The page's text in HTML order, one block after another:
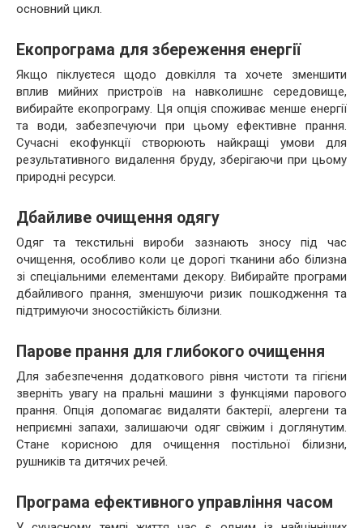
основний цикл.
Екопрограма для збереження енергії
Якщо піклуєтеся щодо довкілля та хочете зменшити
вплив мийних пристроїв на навколишнє середовище,
вибирайте екопрограму. Ця опція споживає менше енергії
та води, забезпечуючи при цьому ефективне прання.
Сучасні екофункції створюють найкращі умови для
результативного видалення бруду, зберігаючи при цьому
природні ресурси.
Дбайливе очищення одягу
Одяг та текстильні вироби зазнають зносу під час
очищення, особливо коли це дорогі тканини або білизна
зі спеціальними елементами декору. Вибирайте програми
дбайливого прання, зменшуючи ризик пошкодження та
підтримуючи зносостійкість білизни.
Парове прання для глибокого очищення
Для забезпечення додаткового рівня чистоти та гігієни
зверніть увагу на пральні машини з функціями парового
прання. Опція допомагає видаляти бактерії, алергени та
неприємні запахи, залишаючи одяг свіжим і доглянутим.
Стане корисною для очищення постільної білизни,
рушників та дитячих речей.
Програма ефективного управління часом